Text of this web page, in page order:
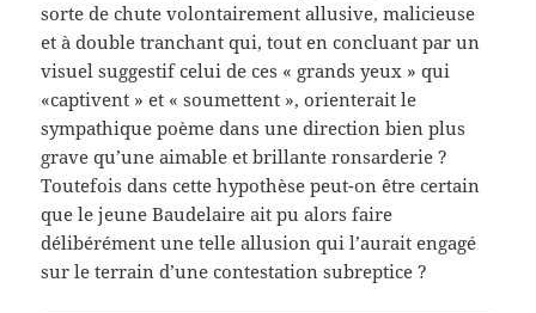
sorte de chute volontairement allusive, malicieuse
et à double tranchant qui, tout en concluant par un
visuel suggestif celui de ces « grands yeux » qui
«captivent » et « soumettent », orienterait le
sympathique poème dans une direction bien plus
grave qu’une aimable et brillante ronsarderie ?
Toutefois dans cette hypothèse peut-on être certain
que le jeune Baudelaire ait pu alors faire
délibérément une telle allusion qui l’aurait engagé
sur le terrain d’une contestation subreptice ?